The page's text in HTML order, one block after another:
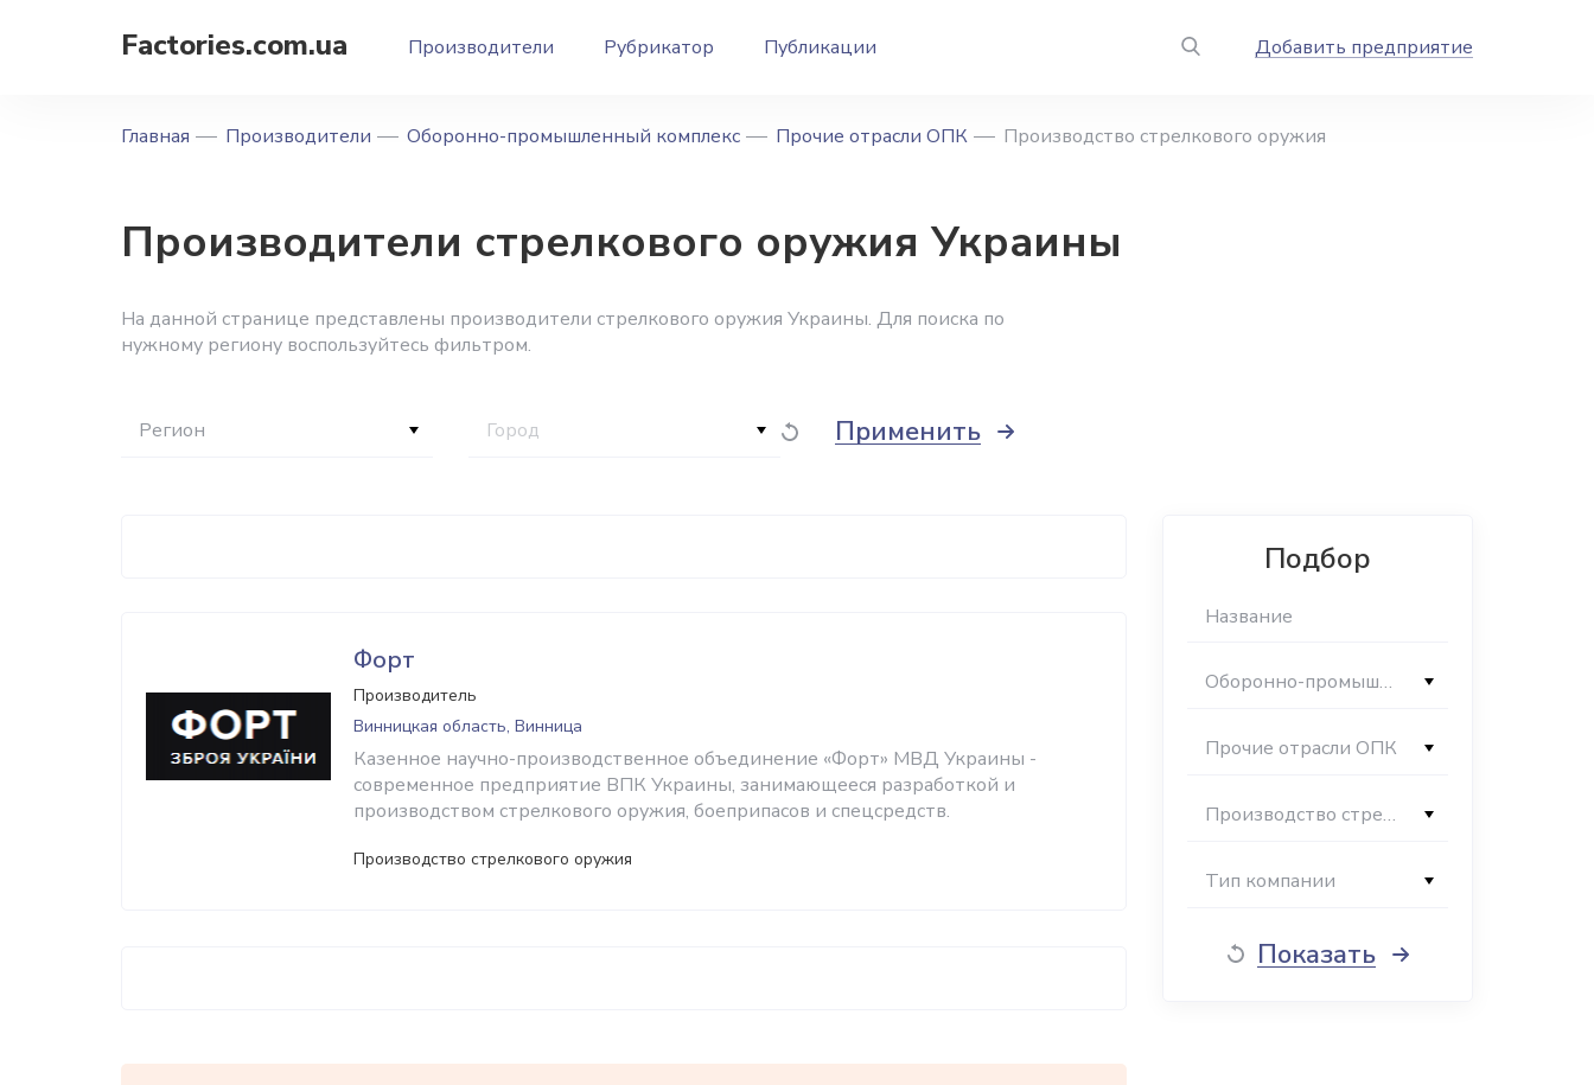
Factories.com.ua Производители Рубрикатор Публикации Добавить предприятие
Главная Производители Оборонно-промышленный комплекс Прочие отрасли ОПК Производство стрелкового оружия
Производители стрелкового оружия Украины
На данной странице представлены производители стрелкового оружия Украины. Для поиска по
нужному региону воспользуйтесь фильтром.
Регион Город Применить
Форт
Производитель
Винницкая область, Винница
Казенное научно-производственное объединение «Форт» МВД Украины -
современное предприятие ВПК Украины, занимающееся разработкой и
производством стрелкового оружия, боеприпасов и спецсредств.
Производство стрелкового оружия
Подбор
Оборонно-промышленный комплекс
Прочие отрасли ОПК
Производство стрелкового оружия
Тип компании
Показать